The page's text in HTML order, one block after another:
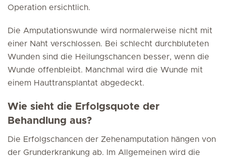
Operation ersichtlich.
Die Amputationswunde wird normalerweise nicht mit
einer Naht verschlossen. Bei schlecht durchbluteten
Wunden sind die Heilungschancen besser, wenn die
Wunde offenbleibt. Manchmal wird die Wunde mit
einem Hauttransplantat abgedeckt.
Wie sieht die Erfolgsquote der
Behandlung aus?
Die Erfolgschancen der Zehenamputation hängen von
der Grunderkrankung ab. Im Allgemeinen wird die